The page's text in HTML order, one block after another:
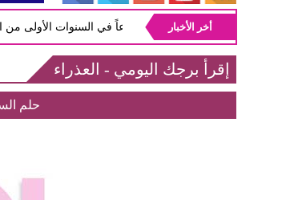
أبرز المشاكل شيوعاً في السنوات الأولى من
أخر الأخبار
إقرأ برجك اليومي - العذراء
حلم